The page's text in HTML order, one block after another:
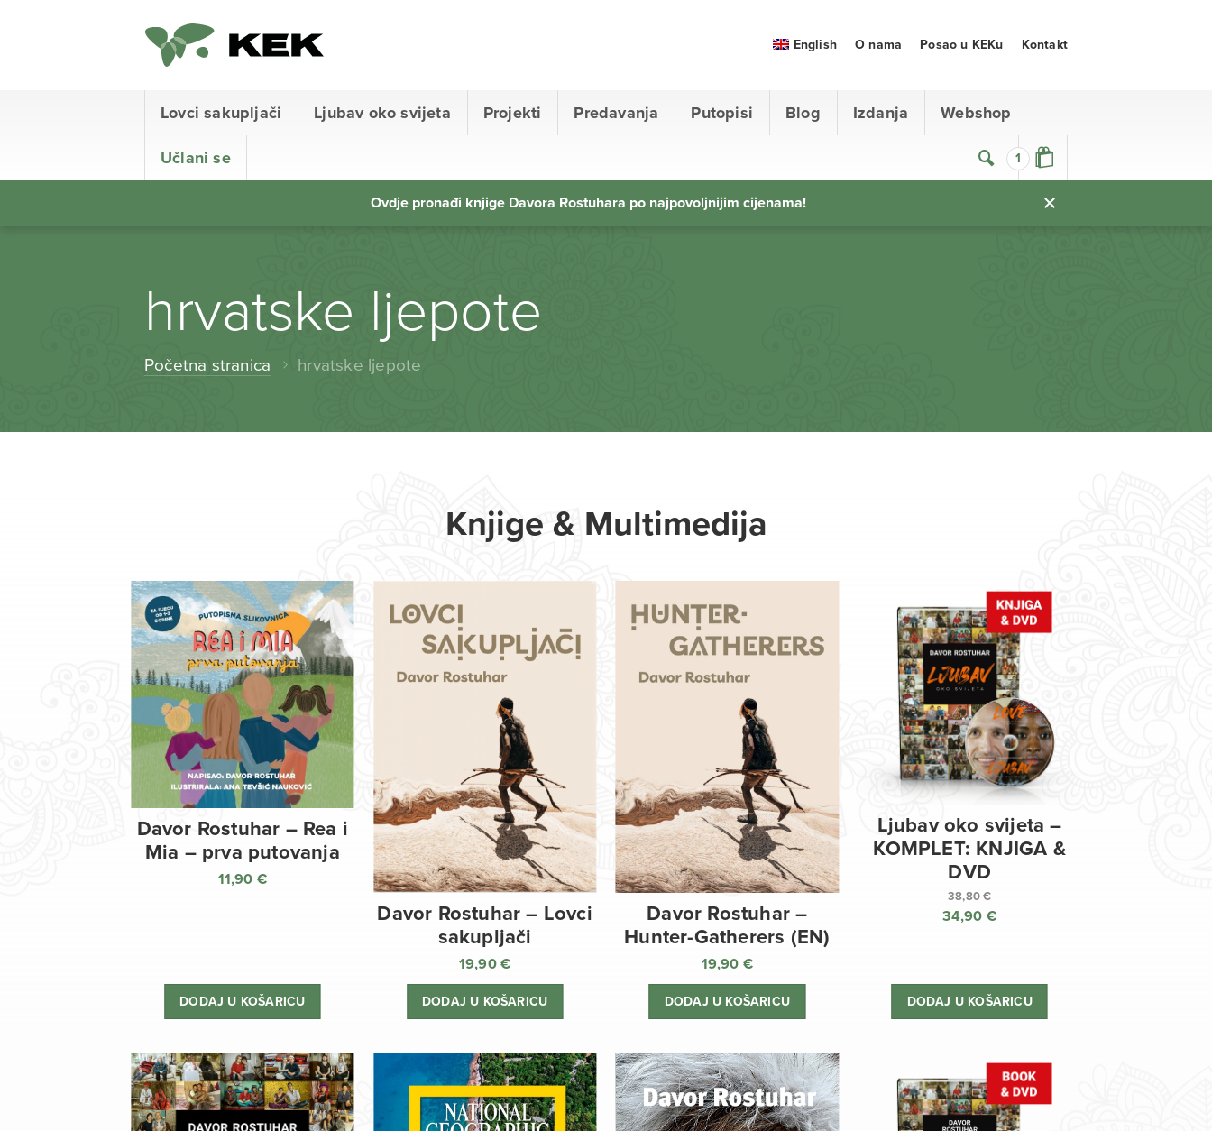
1
Lovci sakupljači Ljubav oko svijeta Projekti Predavanja Putopisi Blog Izdanja Webshop
Učlani se
English O nama Posao u KEKu Kontakt
Ovdje pronađi knjige Davora Rostuhara po najpovoljnijim cijenama!
hrvatske ljepote
Početna stranica hrvatske ljepote
Knjige & Multimedija
Davor Rostuhar – Rea i
Mia – prva putovanja
11,90 €
DODAJ U KOŠARICU
Davor Rostuhar – Lovci
sakupljači
19,90€
DODAJ U KOŠARICU
Davor Rostuhar –
Hunter-Gatherers (EN)
19,90 €
DODAJ U KOŠARICU
Ljubav oko svijeta –
KOMPLET: KNJIGA &
DVD
38,80€
Izvorna
je:
38,80 €.
34,90 €
je:
34,90 €.
DODAJ U KOŠARICU